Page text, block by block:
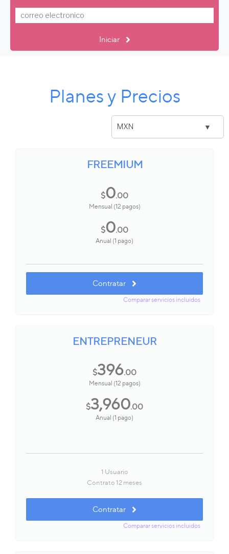
Iniciar
Planes y Precios
FREEMIUM
$0.00
Mensual (12 pagos)
$0.00
Anual (1 pago)
Contratar
Comparar servicios incluidos
ENTREPRENEUR
$396.00
Mensual (12 pagos)
$3,960.00
Anual (1 pago)
1 Usuario
Contrato 12 meses
Contratar
Comparar servicios incluidos